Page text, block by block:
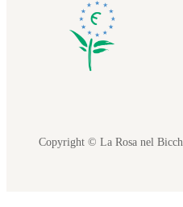
Copyright © La Rosa nel